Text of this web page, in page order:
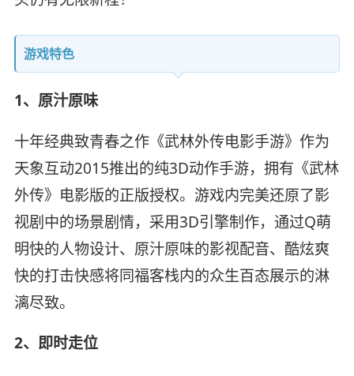
游戏特色
1、原汁原味
十年经典致青春之作《武林外传电影手游》作为
天象互动2015推出的纯3D动作手游，拥有《武林
外传》电影版的正版授权。游戏内完美还原了影
视剧中的场景剧情，采用3D引擎制作，通过Q萌
明快的人物设计、原汁原味的影视配音、酷炫爽
快的打击快感将同福客栈内的众生百态展示的淋
漓尽致。
2、即时走位